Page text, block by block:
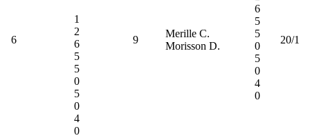
6
1
2
6
5
5
0
5
0
4
0
9
Merille C.
Morisson D.
6
5
5
0
5
0
4
0
20/1